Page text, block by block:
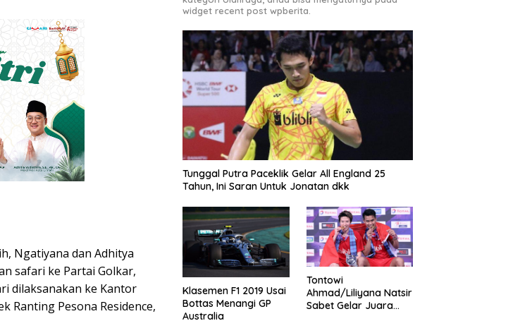
Ngatiyana dan Adhitya
safari ke Partai Golkar,
dilaksanakan ke Kantor
Ranting Pesona Residence,
widget recent post wpberita.
Tunggal Putra Paceklik Gelar All England 25
Tahun, Ini Saran Untuk Jonatan dkk
Klasemen F1 2019 Usai
Bottas Menangi GP
Australia
Tontowi
Ahmad/Liliyana Natsir
Sabet Gelar Juara